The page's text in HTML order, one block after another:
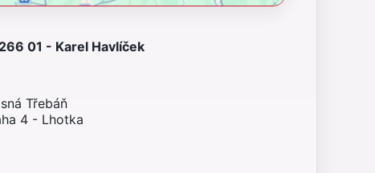
01 - Karel Havlíček
Třebáň
4 - Lhotka